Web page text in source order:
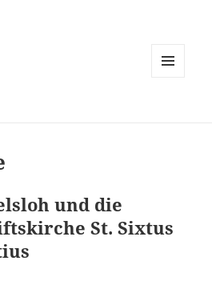
und die
St. Sixtus